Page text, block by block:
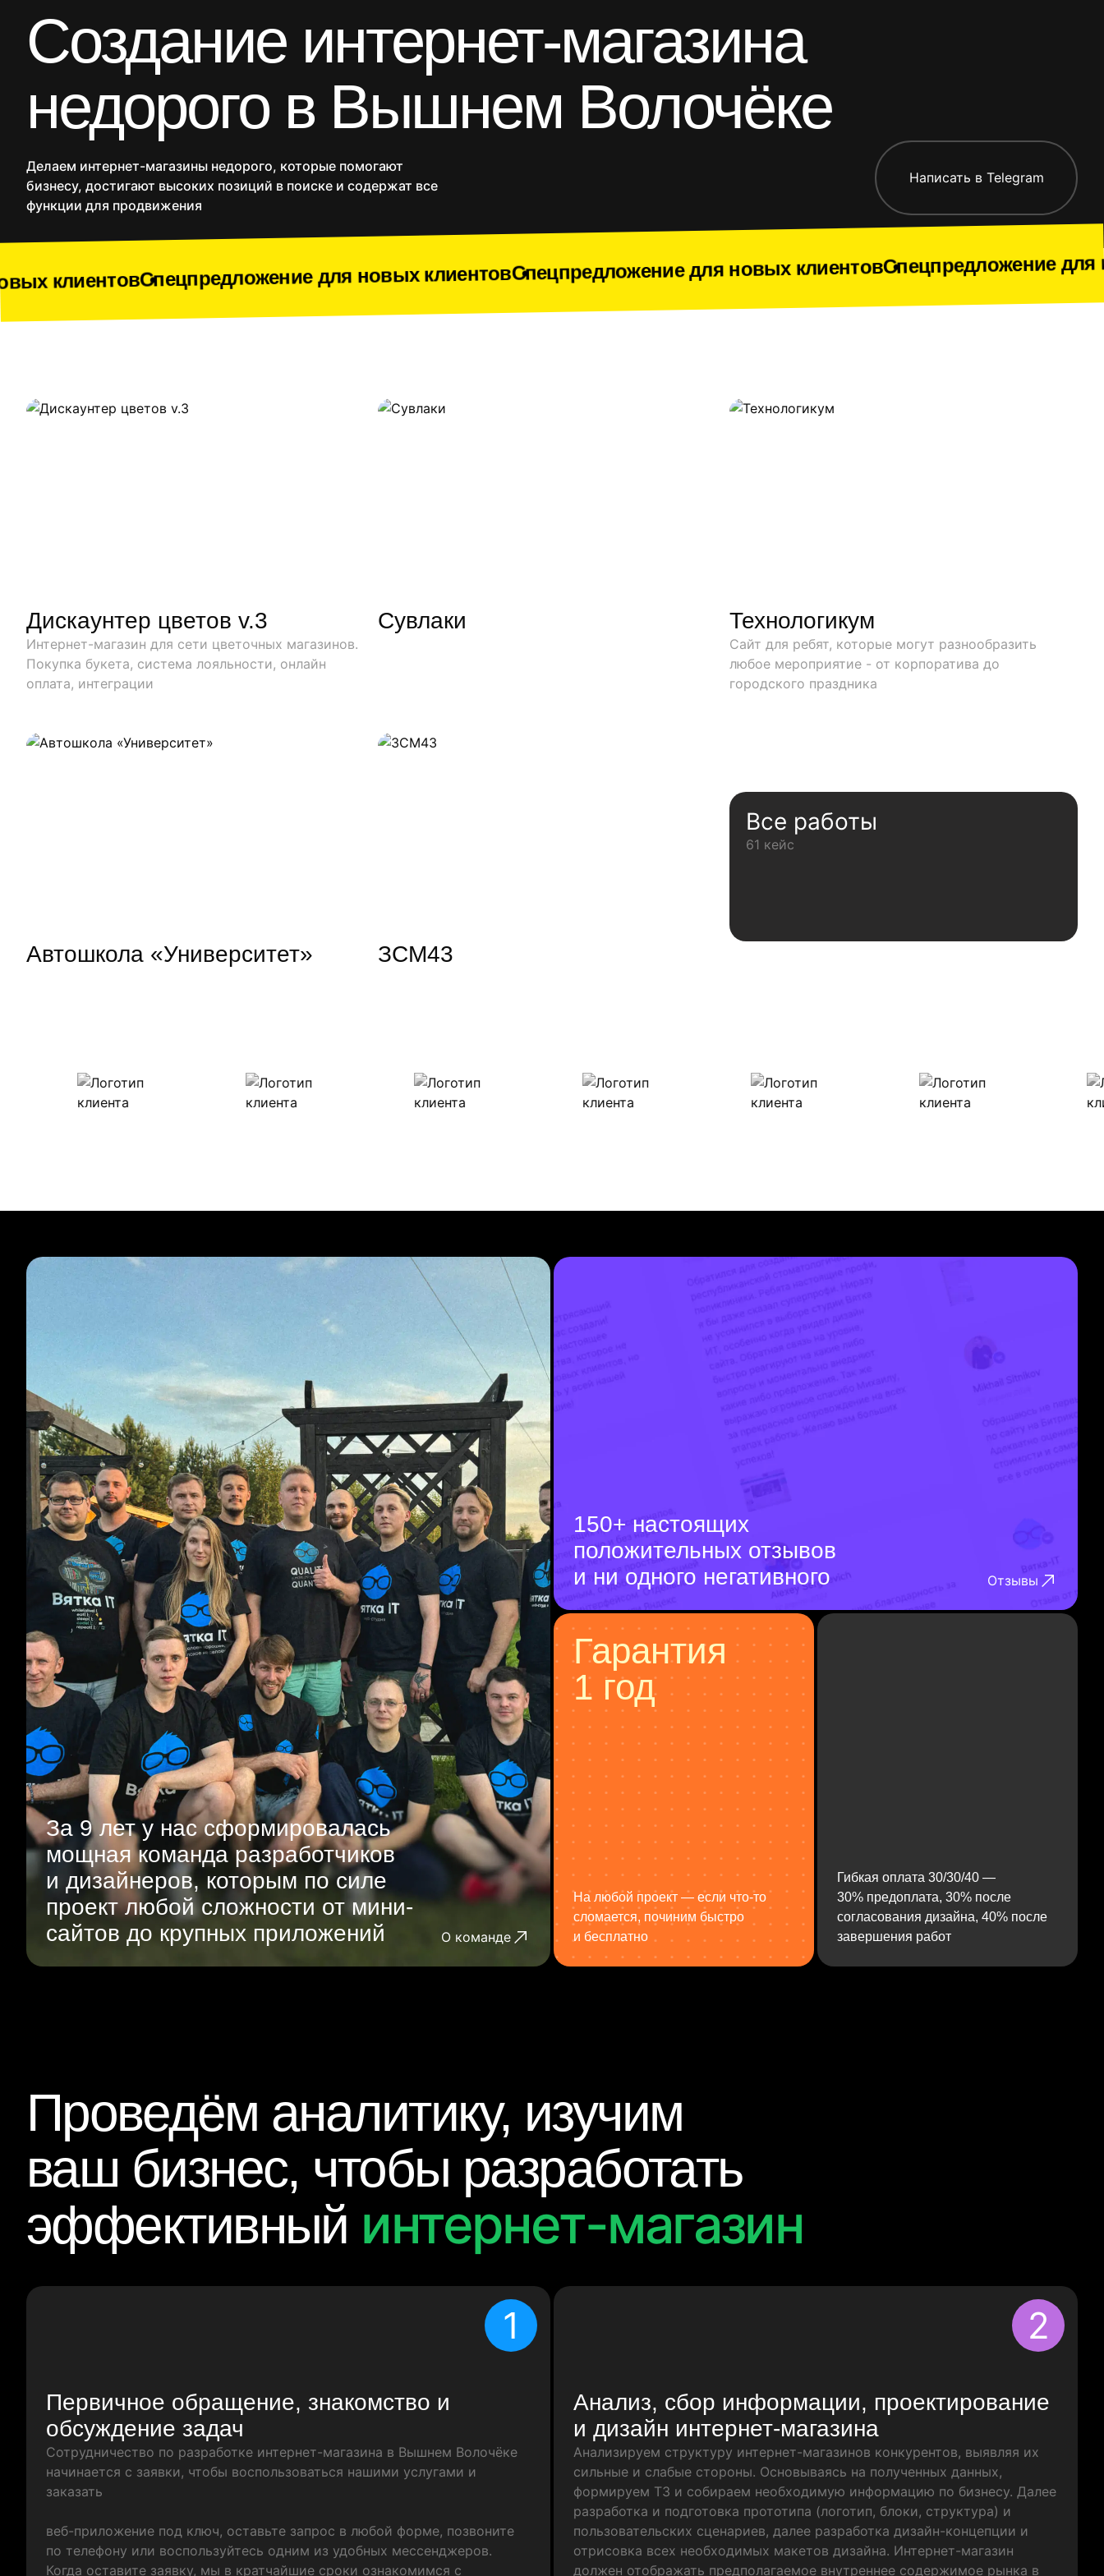
Порталы
Разработка на Laravel
Vue.js
Yii
Комплекс разработки
Продакшн
Дополнительные услуги
Создание интернет-магазина
недорого в Вышнем Волочёке
Делаем интернет-магазины недорого, которые помогают
бизнесу, достигают высоких позиций в поиске и содержат все
функции для продвижения
Написать в Telegram
Спецпредложение для новых клиентовСпецпредложение для новых клиентовСпецпредложение для новых
Наши работы
Дискаунтер цветов v.3
Интернет-магазин для сети цветочных магазинов.
Покупка букета, система лояльности, онлайн
оплата, интеграции
Сувлаки Технологикум
Сайт для ребят, которые могут разнообразить
любое мероприятие - от корпоратива до
городского праздника
Автошкола «Университет» ЗСМ43
Все работы
61 кейс
Наши клиенты
Булиты компании
За 9 лет у нас сформировалась
мощная команда разработчиков
и дизайнеров, которым по силе
проект любой сложности от мини-
сайтов до крупных приложений
О команде
150+ настоящих
положительных отзывов
и ни одного негативного
Отзывы
Гарантия
1 год
На любой проект — если что‑то
сломается, починим быстро
и бесплатно
Гибкая оплата 30/30/40 —
30% предоплата, 30% после
согласования дизайна, 40% после
завершения работ
Проведём аналитику, изучим
ваш бизнес, чтобы разработать
эффективный интернет-магазин
1
Первичное обращение, знакомство и
обсуждение задач
Сотрудничество по разработке интернет-магазина в Вышнем Волочёке
начинается с заявки, чтобы воспользоваться нашими услугами и
заказать
веб-приложение под ключ, оставьте запрос в любой форме, позвоните
по телефону или воспользуйтесь одним из удобных мессенджеров.
Когда оставите заявку, мы в кратчайшие сроки ознакомимся с
2
Анализ, сбор информации, проектирование
и дизайн интернет-магазина
Анализируем структуру интернет-магазинов конкурентов, выявляя их
сильные и слабые стороны. Основываясь на полученных данных,
формируем ТЗ и собираем необходимую информацию по бизнесу. Далее
разработка и подготовка прототипа (логотип, блоки, структура) и
пользовательских сценариев, далее разработка дизайн-концепции и
отрисовка всех необходимых макетов дизайна. Интернет-магазин
должен отображать предполагаемое внутреннее содержимое рынка в